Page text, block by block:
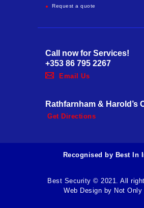
Request a quote
Call now for Services!
+353 86 795 2267
Email Us
Rathfarnham & Harold’s
Get Directions
Recognised by Best In
Best Security © 2021. All
Web Design by Not